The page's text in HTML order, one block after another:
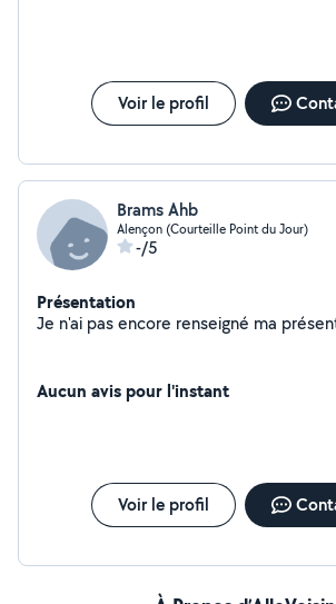
Voir le profil
Brams Ahb
Alençon (Courteille Point du Jour)
-/5
Présentation
Je n'ai pas encore
Aucun avis pour l'instant
Voir le profil